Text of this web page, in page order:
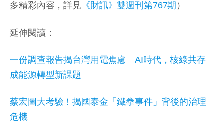
多精彩內容，詳見 《財訊》雙週刊第767期 ）
延伸閱讀：
一份調查報告揭台灣用電焦慮 AI時代，核綠共存
成能源轉型新課題
蔡宏圖大考驗！揭國泰金「鐵拳事件」背後的治理
危機